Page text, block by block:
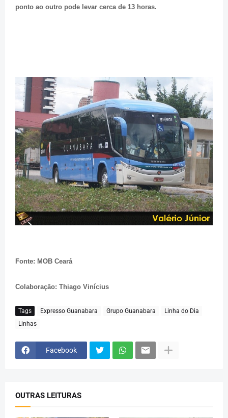
ponto ao outro pode levar cerca de 13 horas.
Fonte: MOB Ceará
Colaboração: Thiago Vinícius
Tags Expresso Guanabara Grupo Guanabara
Linha do Dia
Linhas
Facebook
OUTRAS LEITURAS